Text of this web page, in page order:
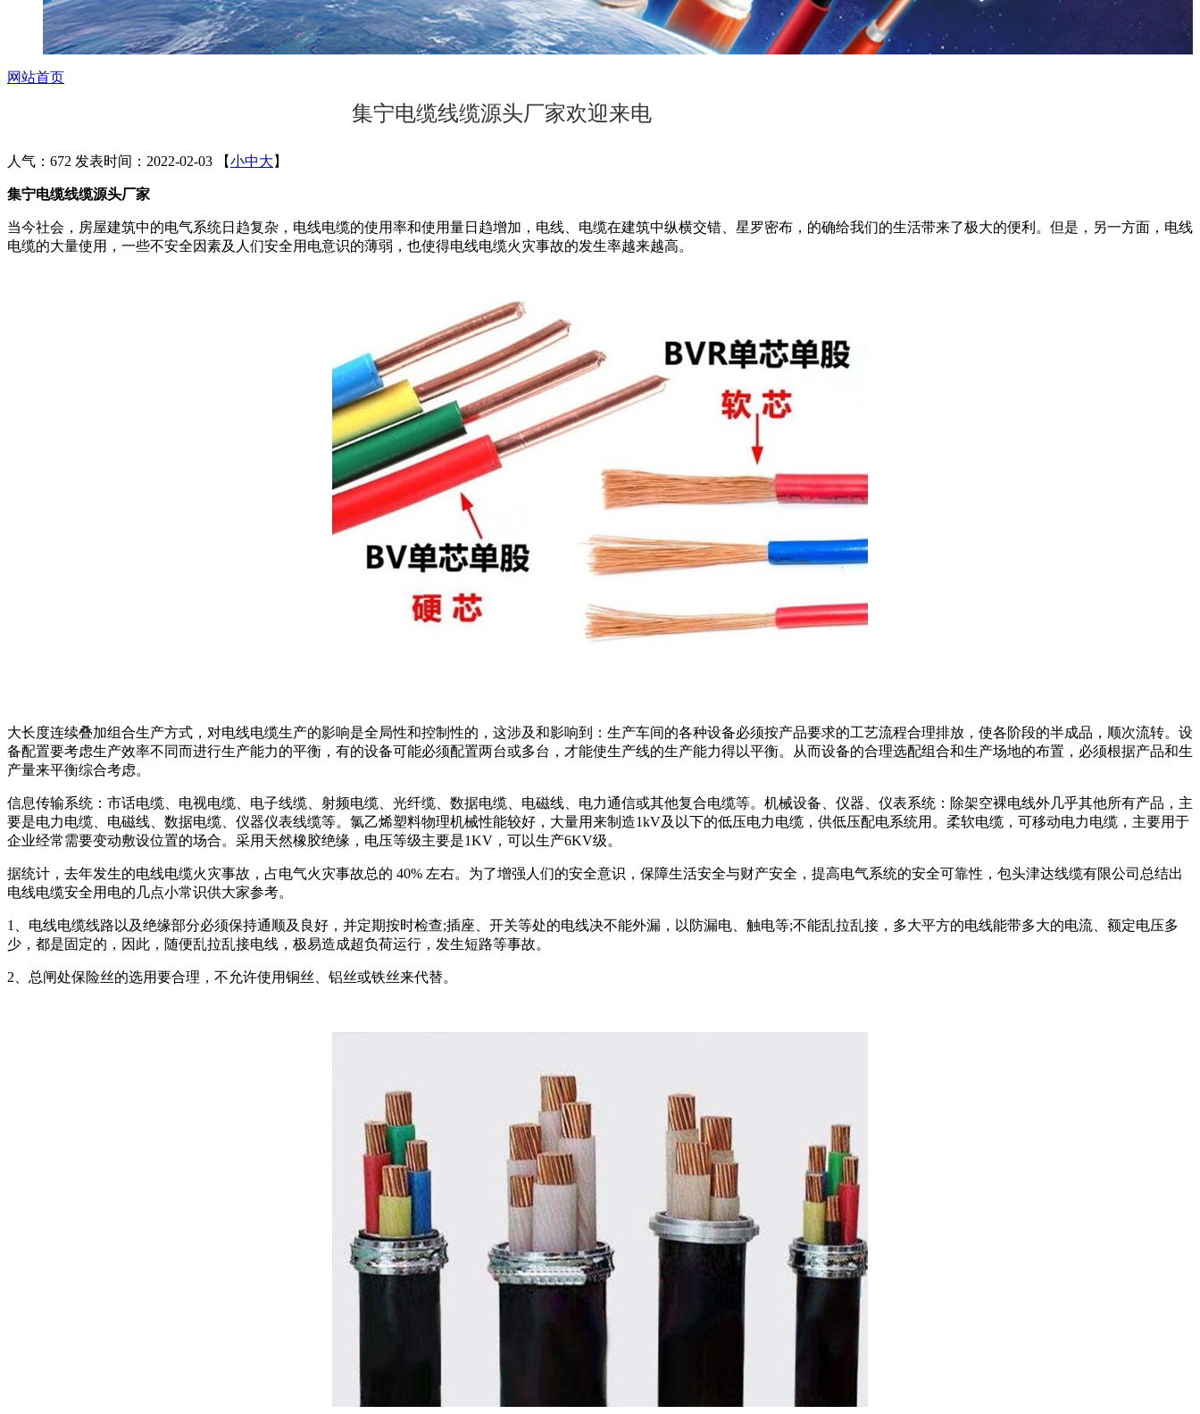
网站首页
集宁电缆线缆源头厂家欢迎来电
人气：672 发表时间：2022-02-03 【小中大 】
集宁电缆线缆源头厂家
当今社会，房屋建筑中的电气系统日趋复杂，电线电缆的使用率和使用量日趋增加，电线、电缆在建筑中纵横交错、星罗密布，的确给我们的生活带来了极大的便利。但是，另一方面，电线
电缆的大量使用，一些不安全因素及人们安全用电意识的薄弱，也使得电线电缆火灾事故的发生率越来越高。
大长度连续叠加组合生产方式，对电线电缆生产的影响是全局性和控制性的，这涉及和影响到：生产车间的各种设备必须按产品要求的工艺流程合理排放，使各阶段的半成品，顺次流转。设
备配置要考虑生产效率不同而进行生产能力的平衡，有的设备可能必须配置两台或多台，才能使生产线的生产能力得以平衡。从而设备的合理选配组合和生产场地的布置，必须根据产品和生
产量来平衡综合考虑。
信息传输系统：市话电缆、电视电缆、电子线缆、射频电缆、光纤缆、数据电缆、电磁线、电力通信或其他复合电缆等。机械设备、仪器、仪表系统：除架空裸电线外几乎其他所有产品，主
要是电力电缆、电磁线、数据电缆、仪器仪表线缆等。氯乙烯塑料物理机械性能较好，大量用来制造1kV及以下的低压电力电缆，供低压配电系统用。柔软电缆，可移动电力电缆，主要用于
企业经常需要变动敷设位置的场合。采用天然橡胶绝缘，电压等级主要是1KV，可以生产6KV级。
据统计，去年发生的电线电缆火灾事故，占电气火灾事故总的 40% 左右。为了增强人们的安全意识，保障生活安全与财产安全，提高电气系统的安全可靠性，包头津达线缆有限公司总结出
电线电缆安全用电的几点小常识供大家参考。
1、电线电缆线路以及绝缘部分必须保持通顺及良好，并定期按时检查;插座、开关等处的电线决不能外漏，以防漏电、触电等;不能乱拉乱接，多大平方的电线能带多大的电流、额定电压多
少，都是固定的，因此，随便乱拉乱接电线，极易造成超负荷运行，发生短路等事故。
2、总闸处保险丝的选用要合理，不允许使用铜丝、铝丝或铁丝来代替。